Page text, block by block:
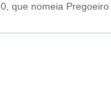
que nomeia